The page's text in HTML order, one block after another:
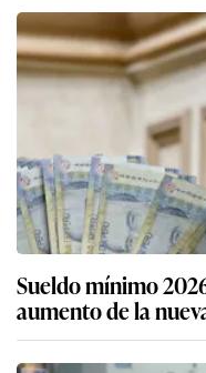
Sueldo mínimo
aumento de la